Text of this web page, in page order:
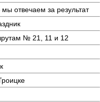
отвечаем за результат
№ 21, 11 и 12